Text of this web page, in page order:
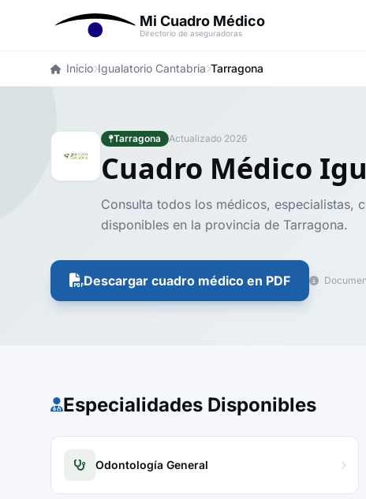
Mi Cuadro Médico
Directorio de aseguradoras
Inicio Igualatorio Cantabria Tarragona
Tarragona Actualizado 2026
Cuadro Médico
Consulta todos los médicos, especialistas,
disponibles en la provincia de Tarragona.
Descargar cuadro médico en PDF
Especialidades Disponibles
Odontología General